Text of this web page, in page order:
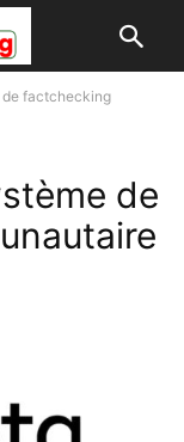
de factchecking
de